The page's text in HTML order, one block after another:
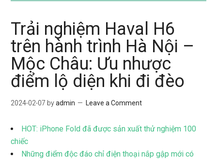
Trải nghiệm Haval H6
trên hành trình Hà Nội –
Mộc Châu: Ưu nhược
điểm lộ diện khi đi đèo
2024-02-07 byadmin Leave a Comment
HOT: iPhone Fold đã được sản xuất thử nghiệm 100
chiếc
Những điểm độc đáo chỉ điện thoại nắp gập mới có